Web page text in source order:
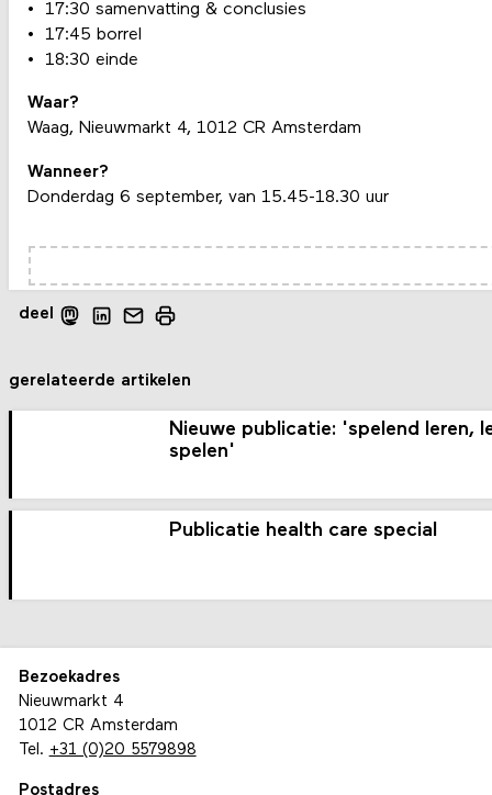
17:30 samenvatting & conclusies
17:45 borrel
18:30 einde
Waar?
Waag, Nieuwmarkt 4, 1012 CR Amsterdam
Wanneer?
Donderdag 6 september, van 15.45-18.30 uur
deel
gerelateerde artikelen
Nieuwe publicatie: 'spelend leren,
spelen'
Publicatie health care special
Bezoekadres
Nieuwmarkt 4
1012 CR Amsterdam
Tel. +31 (0)20 5579898
Postadres